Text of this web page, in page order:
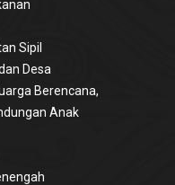
Sipil
Desa
Berencana,
Anak